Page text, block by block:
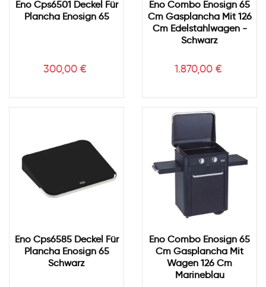
Eno Cps6501 Deckel Für
Plancha Enosign 65
Preis
300,00 €
Eno Combo Enosign 65
Cm Gasplancha Mit 126
Cm Edelstahlwagen -
Schwarz
Preis
1.870,00 €
Eno Cps6585 Deckel Für
Plancha Enosign 65
Schwarz
Eno Combo Enosign 65
Cm Gasplancha Mit
Wagen 126 Cm
Marineblau